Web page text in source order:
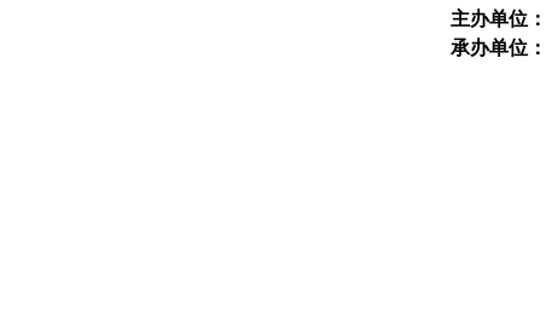
主办单位：
承办单位：